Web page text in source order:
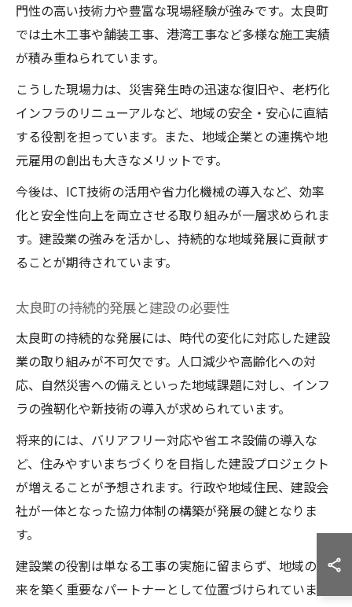
門性の高い技術力や豊富な現場経験が強みです。太良町
では土木工事や舗装工事、港湾工事など多様な施工実績
が積み重ねられています。
こうした現場力は、災害発生時の迅速な復旧や、老朽化
インフラのリニューアルなど、地域の安全・安心に直結
する役割を担っています。また、地域企業との連携や地
元雇用の創出も大きなメリットです。
今後は、ICT技術の活用や省力化機械の導入など、効率
化と安全性向上を両立させる取り組みが一層求められま
す。建設業の強みを活かし、持続的な地域発展に貢献す
ることが期待されています。
太良町の持続的発展と建設の必要性
太良町の持続的な発展には、時代の変化に対応した建設
業の取り組みが不可欠です。人口減少や高齢化への対
応、自然災害への備えといった地域課題に対し、インフ
ラの強靭化や新技術の導入が求められています。
将来的には、バリアフリー対応や省エネ設備の導入な
ど、住みやすいまちづくりを目指した建設プロジェクト
が増えることが予想されます。行政や地域住民、建設会
社が一体となった協力体制の構築が発展の鍵となりま
す。
建設業の役割は単なる工事の実施に留まらず、地域の未
来を築く重要なパートナーとして位置づけられていま